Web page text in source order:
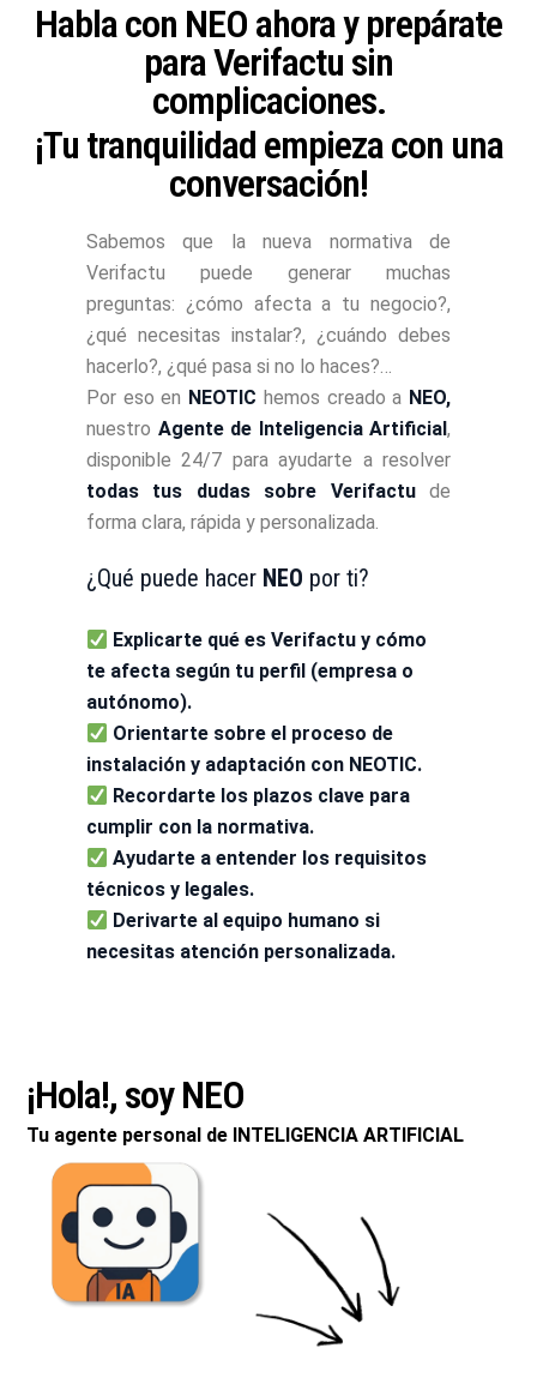
Habla con NEO ahora y prepárate
para Verifactu sin
complicaciones.
¡Tu tranquilidad empieza con una
conversación!
Sabemos que la nueva normativa de
Verifactu puede generar muchas
preguntas: ¿cómo afecta a tu negocio?,
¿qué necesitas instalar?, ¿cuándo debes
hacerlo?, ¿qué pasa si no lo haces?…
Por eso en NEOTIC hemos creado a NEO,
nuestro Agente de Inteligencia Artificial ,
disponible 24/7 para ayudarte a resolver
todas tus dudas sobre Verifactude
forma clara, rápida y personalizada.
¿Qué puede hacer NEO por ti?
Explicarte qué es Verifactu y cómo
te afecta según tu perfil (empresa o
autónomo).
Orientarte sobre el proceso de
instalación y adaptación con NEOTIC.
Recordarte los plazos clave para
cumplir con la normativa.
Ayudarte a entender los requisitos
técnicos y legales.
Derivarte al equipo humano si
necesitas atención personalizada.
¡Hola!, soy NEO
Tu agente personal de INTELIGENCIA ARTIFICIAL